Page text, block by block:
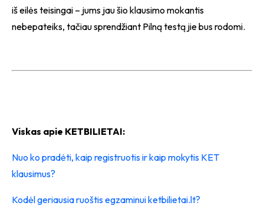
iš eilės teisingai – jums jau šio klausimo mokantis
nebepateiks, tačiau sprendžiant Pilną testą jie bus rodomi.
Viskas apie KETBILIETAI:
Nuo ko pradėti, kaip registruotis ir kaip mokytis KET
klausimus?
Kodėl geriausia ruoštis egzaminui ketbilietai.lt?